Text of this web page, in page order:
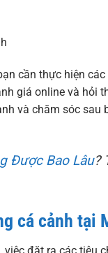
cần thực hiện
giá online và hỏi
và chăm sóc
Được Bao Lâu?
cá cảnh tại